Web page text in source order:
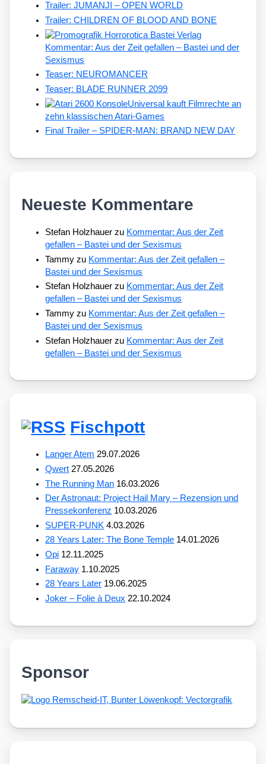
Trailer: JUMANJI – OPEN WORLD
Trailer: CHILDREN OF BLOOD AND BONE
Kommentar: Aus der Zeit gefallen – Bastei und der
Sexismus
Teaser: NEUROMANCER
Teaser: BLADE RUNNER 2099
Universal kauft Filmrechte an
zehn klassischen Atari-Games
Final Trailer – SPIDER-MAN: BRAND NEW DAY
Neueste Kommentare
Stefan Holzhauer zu Kommentar: Aus der Zeit
gefallen – Bastei und der Sexismus
Tammy zu Kommentar: Aus der Zeit gefallen –
Bastei und der Sexismus
Stefan Holzhauer zu Kommentar: Aus der Zeit
gefallen – Bastei und der Sexismus
Tammy zu Kommentar: Aus der Zeit gefallen –
Bastei und der Sexismus
Stefan Holzhauer zu Kommentar: Aus der Zeit
gefallen – Bastei und der Sexismus
Fischpott
Langer Atem 29.07.2026
Qwert 27.05.2026
The Running Man 16.03.2026
Der Astronaut: Project Hail Mary – Rezension und
Pressekonferenz 10.03.2026
SUPER-PUNK 4.03.2026
28 Years Later: The Bone Temple 14.01.2026
Opi 12.11.2025
Faraway 1.10.2025
28 Years Later 19.06.2025
Joker – Folie à Deux 22.10.2024
Sponsor